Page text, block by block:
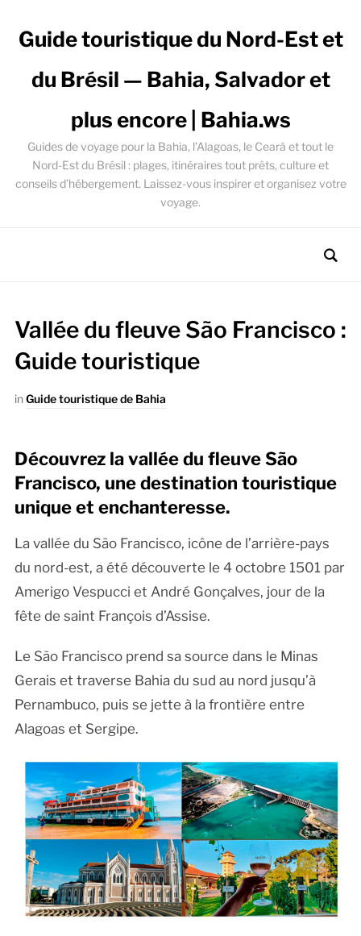
Guide touristique du Nord-Est et
du Brésil — Bahia, Salvador et
plus encore | Bahia.ws
Guides de voyage pour la Bahia, l’Alagoas, le Ceará et tout le
Nord-Est du Brésil : plages, itinéraires tout prêts, culture et
conseils d’hébergement. Laissez-vous inspirer et organisez votre
voyage.
Vallée du fleuve São Francisco :
Guide touristique
inGuide touristique de Bahia
Découvrez la vallée du fleuve São
Francisco, une destination touristique
unique et enchanteresse.
La vallée du São Francisco, icône de l’arrière-pays
du nord-est, a été découverte le 4 octobre 1501 par
Amerigo Vespucci et André Gonçalves, jour de la
fête de saint François d’Assise.
Le São Francisco prend sa source dans le Minas
Gerais et traverse Bahia du sud au nord jusqu’à
Pernambuco, puis se jette à la frontière entre
Alagoas et Sergipe.